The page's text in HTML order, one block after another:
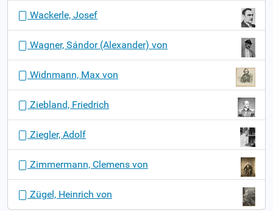
Wackerle, Josef
Wagner, Sándor (Alexander) von
Widnmann, Max von
Ziebland, Friedrich
Ziegler, Adolf
Zimmermann, Clemens von
Zügel, Heinrich von